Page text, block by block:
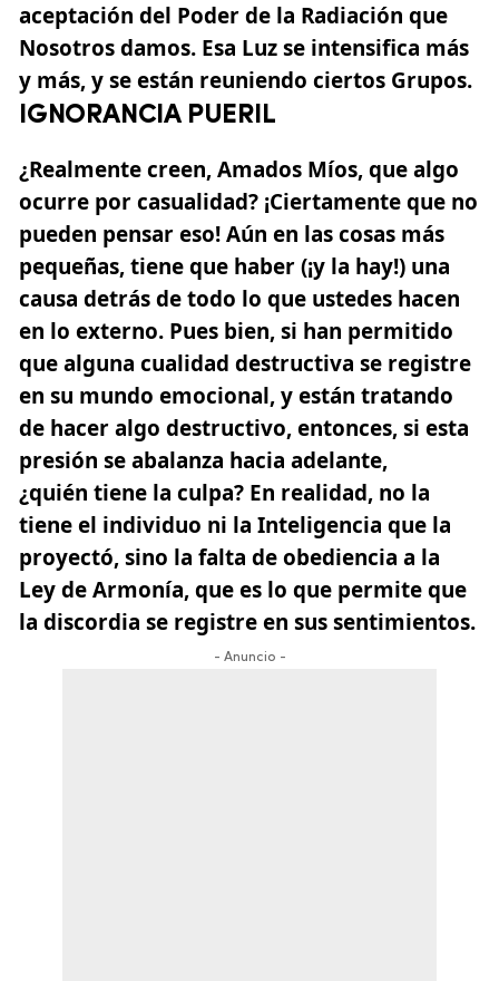
aceptación del Poder de la Radiación que
Nosotros damos. Esa Luz se intensifica más
y más, y se están reuniendo ciertos Grupos.
IGNORANCIA PUERIL
¿Realmente creen, Amados Míos, que algo
ocurre por casualidad? ¡Ciertamente que no
pueden pensar eso! Aún en las cosas más
pequeñas, tiene que haber (¡y la hay!) una
causa detrás de todo lo que ustedes hacen
en lo externo. Pues bien, si han permitido
que alguna cualidad destructiva se registre
en su mundo emocional, y están tratando
de hacer algo destructivo, entonces, si esta
presión se abalanza hacia adelante,
¿quién tiene la culpa? En realidad, no la
tiene el individuo ni la Inteligencia que la
proyectó, sino la falta de obediencia a la
Ley de Armonía, que es lo que permite que
la discordia se registre en sus sentimientos.
- Anuncio -